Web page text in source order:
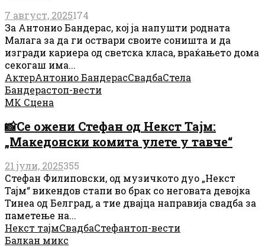
7 август, 2025174
За Антонио Бандерас, кој ја напушти родната
Малага за да ги оствари своите соништа и да
изгради кариера од светска класа, враќањето дома
секогаш има...
АктерАнтонио БандерасСвадбаСтела
Бандерастоп-вести
МК Сцена
📸Се ожени Стефан од Некст Тајм:
„Македонски комита улете у тавче“
21 јули, 2025355
Стефан Филиповски, од музичкото дуо „Некст
Тајм“ викендов стапи во брак со неговата девојка
Тинеа од Белград, а тие двајца направија свадба за
паметење на...
Некст тајмСвадбаСтефантоп-вести
Балкан микс